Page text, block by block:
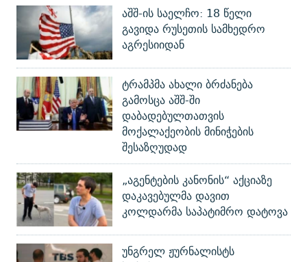
აშშ-ის საელჩო: 18 წელი
გავიდა რუსეთის სამხედრო
აგრესიიდან
ტრამპმა ახალი ბრძანება
გამოსცა აშშ-ში
დაბადებულთათვის
მოქალაქეობის მინიჭების
შესაზღუდად
„აგენტების კანონის“ აქციაზე
დაკავებულმა დავით
კოლდარმა საპატიმრო დატოვა
უნგრელ ჟურნალისტს